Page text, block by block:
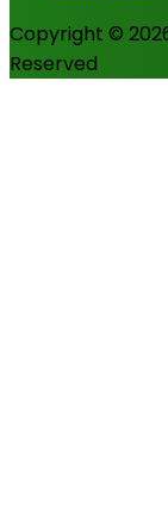
Copyright ©
Reserved